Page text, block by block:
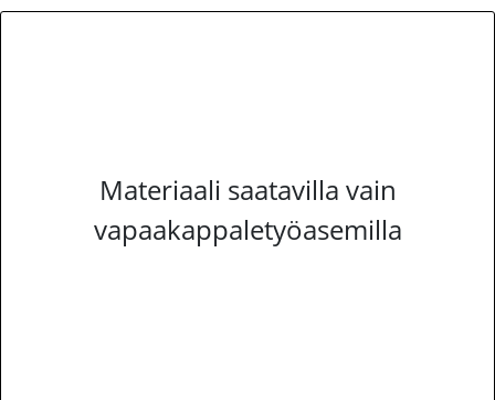
Materiaali saatavilla vain
vapaakappaletyöasemilla